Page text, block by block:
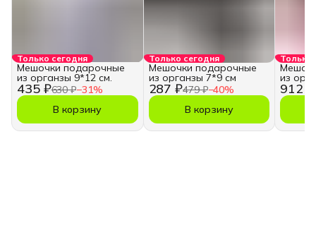
Только сегодня
435 ₽630 ₽−31%
Мешочки подарочные
из органзы 9*12 см.
В корзину
Только сегодня
287 ₽479 ₽−40%
Мешочки подарочные
из органзы 7*9 см
В корзину
Только
912 ₽
из